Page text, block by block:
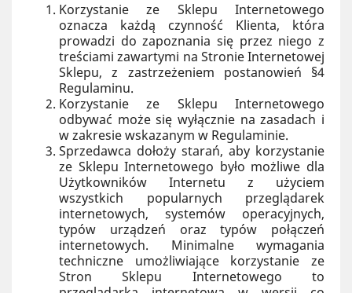
Korzystanie ze Sklepu Internetowego
oznacza każdą czynność Klienta, która
prowadzi do zapoznania się przez niego z
treściami zawartymi na Stronie Internetowej
Sklepu, z zastrzeżeniem postanowień §4
Regulaminu.
Korzystanie ze Sklepu Internetowego
odbywać może się wyłącznie na zasadach i
w zakresie wskazanym w Regulaminie.
Sprzedawca dołoży starań, aby korzystanie
ze Sklepu Internetowego było możliwe dla
Użytkowników Internetu z użyciem
wszystkich popularnych przeglądarek
internetowych, systemów operacyjnych,
typów urządzeń oraz typów połączeń
internetowych. Minimalne wymagania
techniczne umożliwiające korzystanie ze
Stron Sklepu Internetowego to